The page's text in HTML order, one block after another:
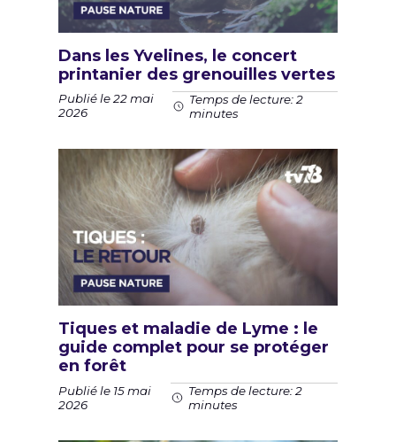
Dans les Yvelines, le concert
printanier des grenouilles vertes
Publié le 22 mai
2026
Temps de lecture: 2
minutes
Tiques et maladie de Lyme : le
guide complet pour se protéger
en forêt
Publié le 15 mai
2026
Temps de lecture: 2
minutes